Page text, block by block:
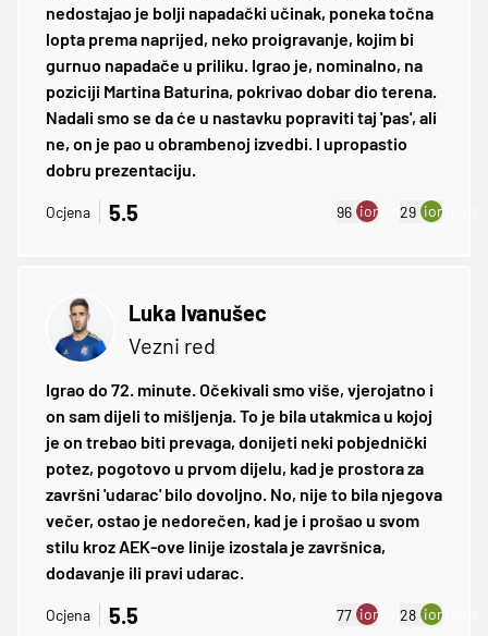
nedostajao je bolji napadački učinak, poneka točna
lopta prema naprijed, neko proigravanje, kojim bi
gurnuo napadače u priliku. Igrao je, nominalno, na
poziciji Martina Baturina, pokrivao dobar dio terena.
Nadali smo se da će u nastavku popraviti taj 'pas', ali
ne, on je pao u obrambenoj izvedbi. I upropastio
dobru prezentaciju.
Ocjena 5.5 96 ion:minus
29 ion:plus
Luka Ivanušec
Vezni red
Igrao do 72. minute. Očekivali smo više, vjerojatno i
on sam dijeli to mišljenja. To je bila utakmica u kojoj
je on trebao biti prevaga, donijeti neki pobjednički
potez, pogotovo u prvom dijelu, kad je prostora za
završni 'udarac' bilo dovoljno. No, nije to bila njegova
večer, ostao je nedorečen, kad je i prošao u svom
stilu kroz AEK-ove linije izostala je završnica,
dodavanje ili pravi udarac.
Ocjena 5.5 77 ion:minus
28 ion:plus